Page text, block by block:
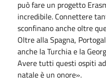
può fare un progetto
incredibile. Connettere
sconfinano anche oltre
Oltre alla Spagna,
anche la Turchia e la
Avere tutti questi ospiti
natale è un onore».